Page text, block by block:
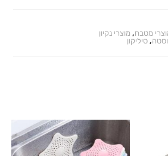
מטבח, מוצרי נקיון
,סיליקון